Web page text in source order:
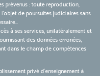
prévenus : toute reproduction,
de poursuites judiciaires sans
à ses services, unilatéralement et
des données erronées,
dans le champ de compétences
privé d’enseignement à